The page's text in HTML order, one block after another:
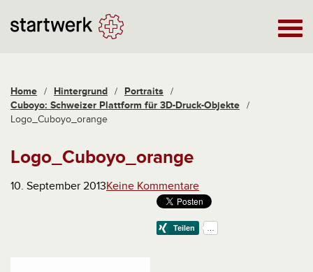
Home / Hintergrund / Portraits /
Cuboyo: Schweizer Plattform für 3D-Druck-Objekte /
Logo_Cuboyo_orange
Logo_Cuboyo_orange
10. September 2013Keine Kommentare